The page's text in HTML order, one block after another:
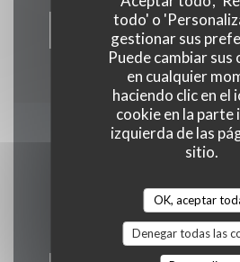
todo' o
gestionar sus
Puede cambiar sus
en cualquier
haciendo clic en el
cookie en la
izquierda de las
sitio.
OK, aceptar
Denegar todas las
RESERVAR UNA
Manténgase
personalizadas y ofertas de marketing